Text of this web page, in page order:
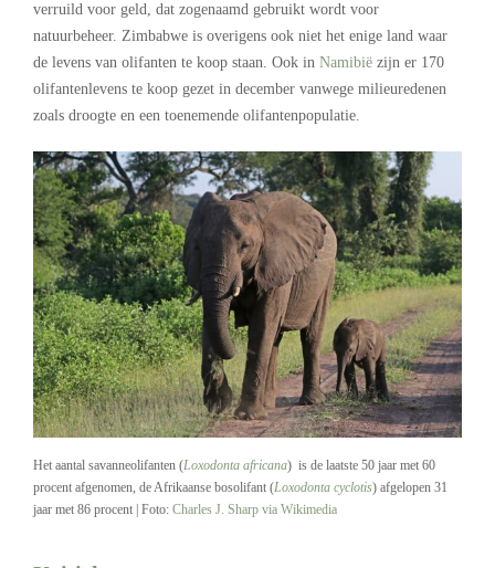
verruild voor geld, dat zogenaamd gebruikt wordt voor
natuurbeheer. Zimbabwe is overigens ook niet het enige land waar
de levens van olifanten te koop staan. Ook in Namibië zijn er 170
olifantenlevens te koop gezet in december vanwege milieuredenen
zoals droogte en een toenemende olifantenpopulatie.
Het aantal savanneolifanten (Loxodonta africana) is de laatste 50 jaar met 60
procent afgenomen, de Afrikaanse bosolifant (Loxodonta cyclotis) afgelopen 31
jaar met 86 procent | Foto: Charles J. Sharp via Wikimedia